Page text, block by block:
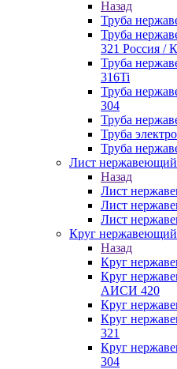
Назад
Труба
Труба
321 Россия /
Труба
316Ti
Труба
304
Труба
Труба
Труба
Лист нержавеющий
Назад
Лист
Лист
Лист
Круг нержавеющий
Назад
Круг
Круг
АИСИ 420
Круг
Круг
321
Круг
304